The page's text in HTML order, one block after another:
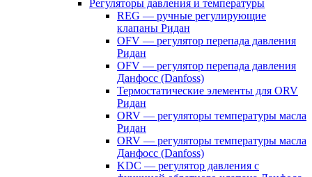
Регуляторы давления и температуры
REG — ручные регулирующие
клапаны Ридан
OFV — регулятор перепада давления
Ридан
OFV — регулятор перепада давления
Данфосс (Danfoss)
Термостатические элементы для ORV
Ридан
ORV — регуляторы температуры масла
Ридан
ORV — регуляторы температуры масла
Данфосс (Danfoss)
KDC — регулятор давления с